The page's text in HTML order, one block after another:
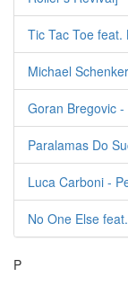
Tic Tac Toe feat.
Michael
Goran Bregovic
Paralamas Do
Luca Carboni -
No One Else
P